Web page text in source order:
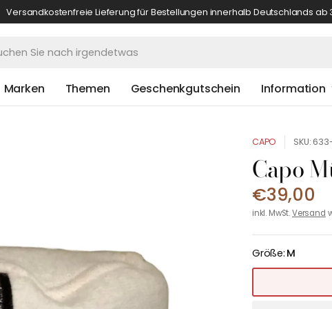
Versandkostenfreie Lieferung für Bestellungen innerhalb Deutschlands ab
Marken Themen Geschenkgutschein Information
CAPO
SKU:
Capo
€39,00
inkl. MwSt.Versand
Größe: M